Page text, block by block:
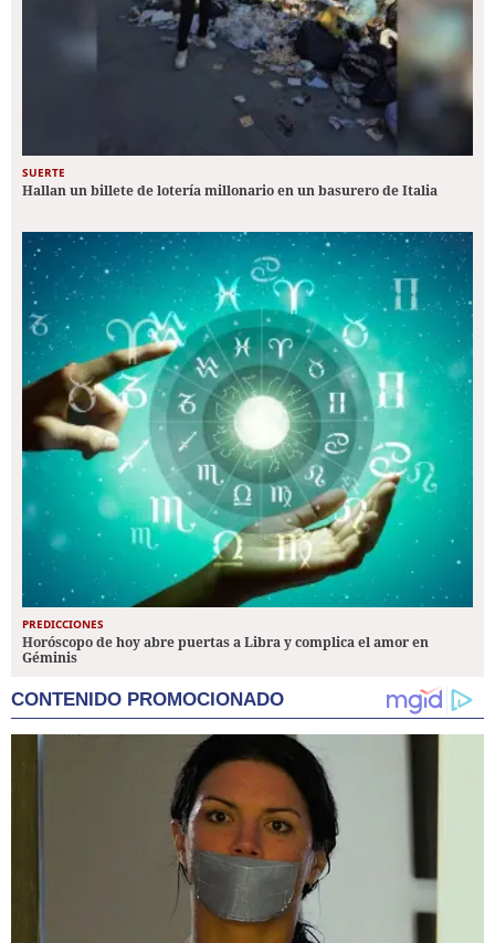
SUERTE
Hallan un billete de lotería millonario en un basurero de Italia
PREDICCIONES
Horóscopo de hoy abre puertas a Libra y complica el amor en
Géminis
CONTENIDO PROMOCIONADO